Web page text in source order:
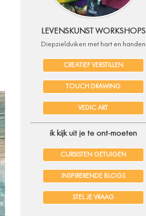
LEVENSKUNST WORKSHOPS
Diepzielduiken met hart en handen
CREATIEF VERSTILLEN
TOUCH DRAWING
VEDIC ART
ik kijk uit je te ont-moeten
CURSISTEN GETUIGEN
INSPIRERENDE BLOGS
STEL JE VRAAG